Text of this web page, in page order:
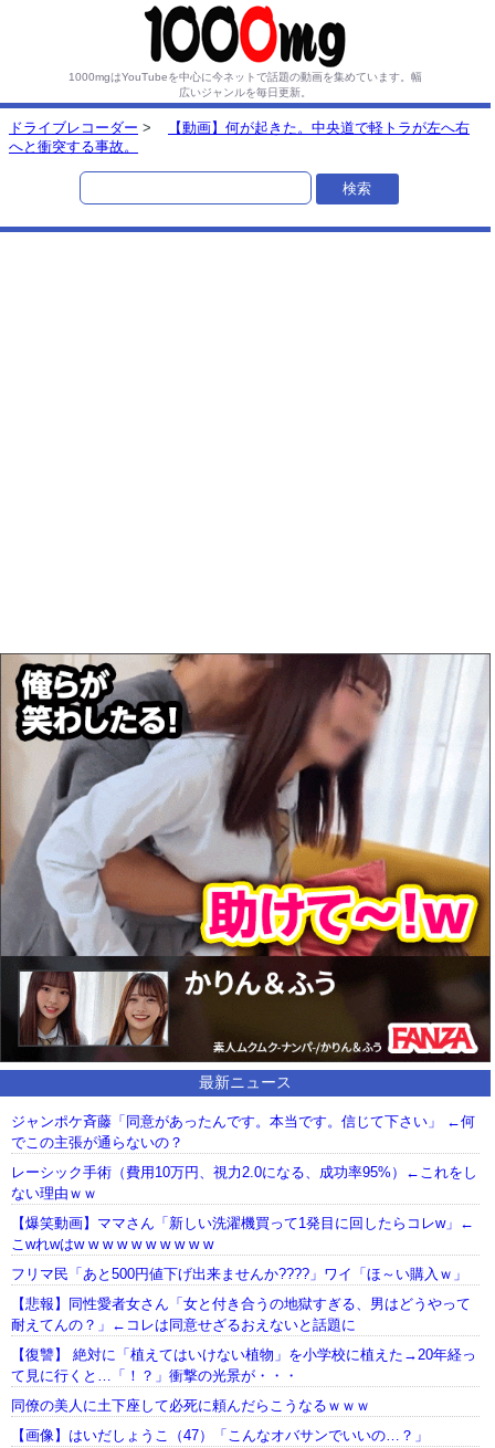
1000mgはYouTubeを中心に今ネットで話題の動画を集めています。 幅
広いジャンルを毎日更新。
ドライブレコーダー >
【動画】何が起きた。中央道で軽トラが左へ右
へと衝突する事故。
最新ニュース
ジャンポケ斉藤「同意があったんです。本当です。信じて下さい」 ←何
でこの主張が通らないの？
レーシック手術（費用10万円、視力2.0になる、成功率95%）←これをし
ない理由ｗｗ
【爆笑動画】ママさん「新しい洗濯機買って1発目に回したらコレw」←
こwれwはw w w w w w w w w w
フリマ民「あと500円値下げ出来ませんか????」ワイ「ほ～い購入ｗ」
【悲報】同性愛者女さん「女と付き合うの地獄すぎる、男はどうやって
耐えてんの？」←コレは同意せざるおえないと話題に
【復讐】 絶対に「植えてはいけない植物」を小学校に植えた→20年経っ
て見に行くと…「！？」衝撃の光景が・・・
同僚の美人に土下座して必死に頼んだらこうなるｗｗｗ
【画像】はいだしょうこ（47）「こんなオバサンでいいの…？」